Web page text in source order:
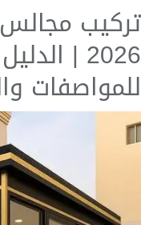
تركيب
2026 |
للمواصفات